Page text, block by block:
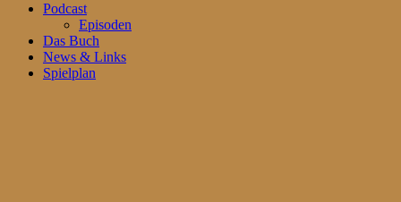
Podcast
Episoden
Das Buch
News & Links
Spielplan